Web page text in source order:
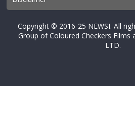
Copyright © 2016-25 NEWSI.
Group of Coloured Checkers Films
LTD.